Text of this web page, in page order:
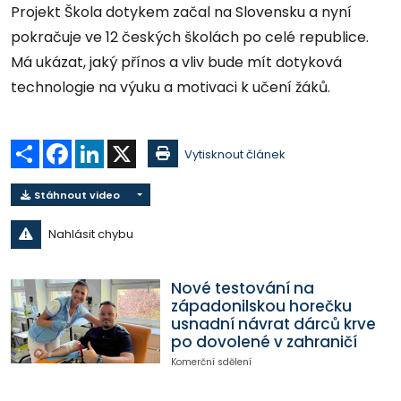
Projekt Škola dotykem začal na Slovensku a nyní
pokračuje ve 12 českých školách po celé republice.
Má ukázat, jaký přínos a vliv bude mít dotyková
technologie na výuku a motivaci k učení žáků.
Sdílet Facebook
LinkedIn Vytisknout článek
Stáhnout video
Nahlásit chybu
Nové testování na
západonilskou horečku
usnadní návrat dárců krve
po dovolené v zahraničí
Komerční sdělení